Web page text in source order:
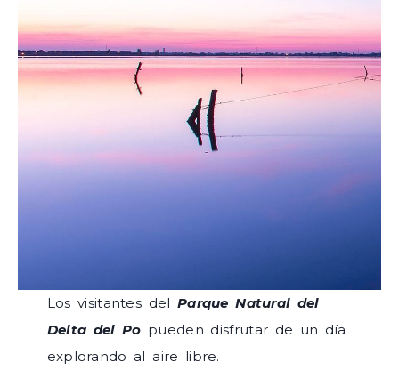
Los visitantes del Parque Natural del
Delta del Po pueden disfrutar de un día
explorando al aire libre.